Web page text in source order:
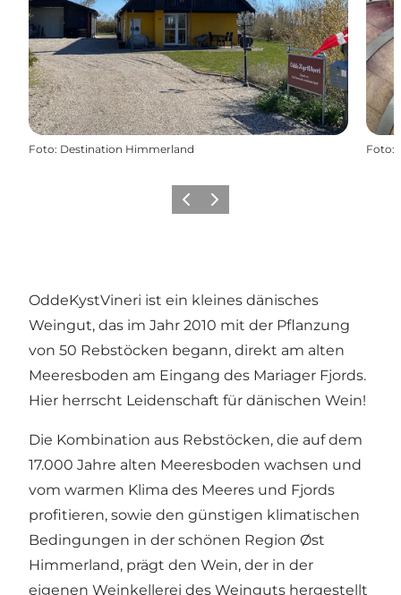
Foto: Destination Himmerland Foto:
Vorherige Folie
Nächste Folie
OddeKystVineri ist ein kleines dänisches
Weingut, das im Jahr 2010 mit der Pflanzung
von 50 Rebstöcken begann, direkt am alten
Meeresboden am Eingang des Mariager Fjords.
Hier herrscht Leidenschaft für dänischen Wein!
Die Kombination aus Rebstöcken, die auf dem
17.000 Jahre alten Meeresboden wachsen und
vom warmen Klima des Meeres und Fjords
profitieren, sowie den günstigen klimatischen
Bedingungen in der schönen Region Øst
Himmerland, prägt den Wein, der in der
eigenen Weinkellerei des Weinguts hergestellt